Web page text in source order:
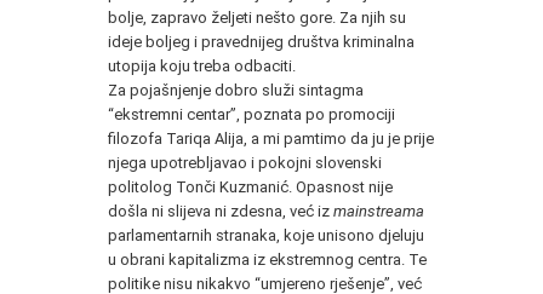
bolje, zapravo željeti nešto gore. Za njih su
ideje boljeg i pravednijeg društva kriminalna
utopija koju treba odbaciti.
Za pojašnjenje dobro služi sintagma
“ekstremni centar”, poznata po promociji
filozofa Tariqa Alija, a mi pamtimo da ju je prije
njega upotrebljavao i pokojni slovenski
politolog Tonči Kuzmanić. Opasnost nije
došla ni slijeva ni zdesna, već iz mainstreama
parlamentarnih stranaka, koje unisono djeluju
u obrani kapitalizma iz ekstremnog centra. Te
politike nisu nikakvo “umjereno rješenje”, već